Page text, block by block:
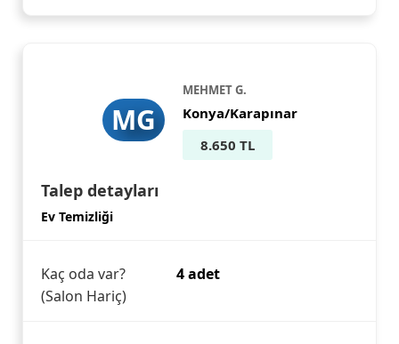
MG
MEHMET G.
Konya/Karapınar
8.650 TL
Talep detayları
Ev Temizliği
Kaç oda var?
(Salon Hariç)
4 adet